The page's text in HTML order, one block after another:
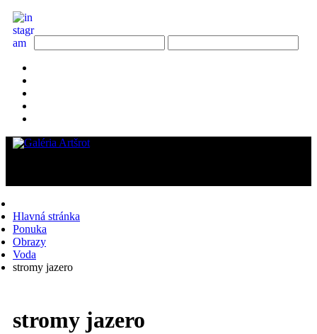
Hlavná stránka
Ponuka
Obrazy
Voda
stromy jazero
stromy jazero